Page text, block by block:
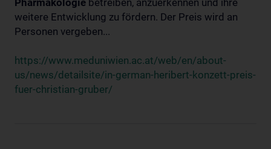
Pharmakologie betreiben, anzuerkennen und ihre
weitere Entwicklung zu fördern. Der Preis wird an
Personen vergeben...
https://www.meduniwien.ac.at/web/en/about-
us/news/detailsite/in-german-heribert-konzett-preis-
fuer-christian-gruber/